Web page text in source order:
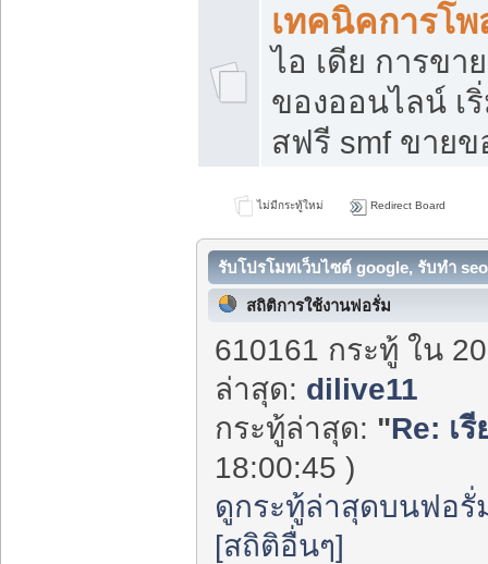
เทคนิคการโ
ไอ เดีย การขา
ของออนไลน์ เ
สฟรี smf ขาย
ไม่มีกระทู้ใหม่ Redirect Board
รับโปรโมทเว็บไซต์ google, รับทำ
สถิติการใช้งานฟอรั่ม
610161 กระทู้ ใน
ล่าสุด: dilive11
กระทู้ล่าสุด: "Re: เ
18:00:45 )
ดูกระทู้ล่าสุดบนฟอรั่
[สถิติอื่นๆ]